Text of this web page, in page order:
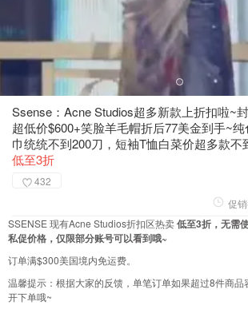
Ssense：Acne Studios超多新款上折扣啦~
超低价$600+笑脸羊毛帽折后77美金到手~
巾统统不到200刀，短袖T恤白菜价超多款不
低至3折
432
促
SSENSE 现有Acne Studios折扣区热卖低至3折，无需
私促价格，仅限部分账号可以看到哦~
订单满$300美国境内免运费。
温馨提示：根据大家的反馈，单笔订单如果超过8件商
开下单哦~